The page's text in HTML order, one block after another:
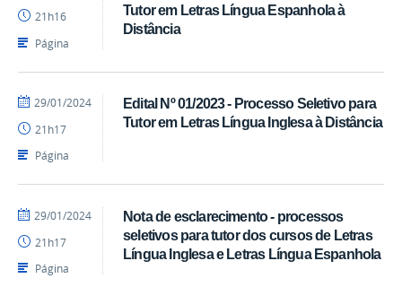
Tutor em Letras Língua Espanhola à
Distância
-
SEAD
21h16
Página
Edital Nº 01/2023 - Processo Seletivo para
Tutor em Letras Língua Inglesa à Distância
por
-
SEAD
publicado
29/01/2024
21h17
Página
Nota de esclarecimento - processos
seletivos para tutor dos cursos de Letras
Língua Inglesa e Letras Língua Espanhola
por
-
SEAD
publicado
29/01/2024
21h17
Página